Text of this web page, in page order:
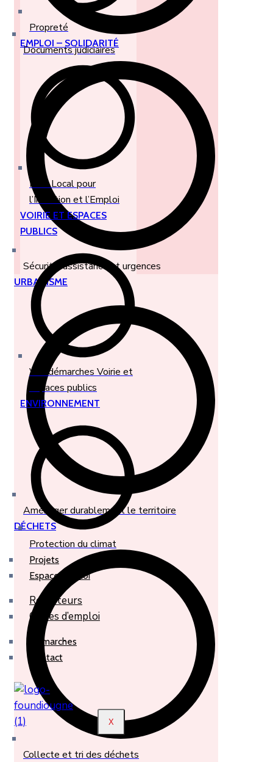
Documents judiciaires
Sécurité, assistance et urgences
URBANISME
Aménager durablement le territoire
DÉCHETS
Collecte et tri des déchets
Propreté
EMPLOI – SOLIDARITÉ
Plan Local pour
l’Insertion et l’Emploi
VOIRIE ET ESPACES
PUBLICS
Vos démarches Voirie et
espaces publics
ENVIRONNEMENT
Protection du climat
Projets
Espace emploi
Recruteurs
Offres d’emploi
Démarches
Contact
X